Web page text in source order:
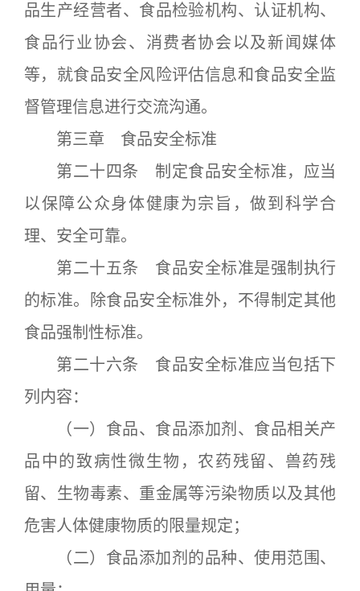
品生产经营者、食品检验机构、认证机构、
食品行业协会、消费者协会以及新闻媒体
等，就食品安全风险评估信息和食品安全监
督管理信息进行交流沟通。
第三章 食品安全标准
第二十四条 制定食品安全标准，应当
以保障公众身体健康为宗旨，做到科学合
理、安全可靠。
第二十五条 食品安全标准是强制执行
的标准。除食品安全标准外，不得制定其他
食品强制性标准。
第二十六条 食品安全标准应当包括下
列内容：
（一）食品、食品添加剂、食品相关产
品中的致病性微生物，农药残留、兽药残
留、生物毒素、重金属等污染物质以及其他
危害人体健康物质的限量规定；
（二）食品添加剂的品种、使用范围、